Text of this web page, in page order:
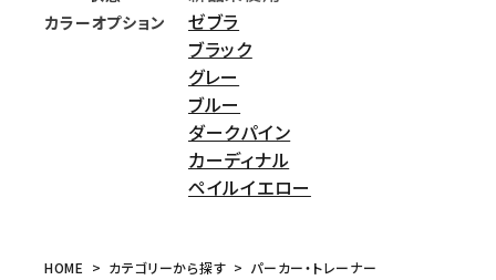
カラーオプション
ゼブラ
ブラック
グレー
ブルー
ダークパイン
カーディナル
ペイルイエロー
HOME カテゴリーから探す
パーカー・トレーナー